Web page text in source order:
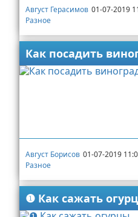
Август Герасимов 01-07-2019
Разное
Как посадить
Август Борисов 01-07-2019
Разное
❶ Как сажать